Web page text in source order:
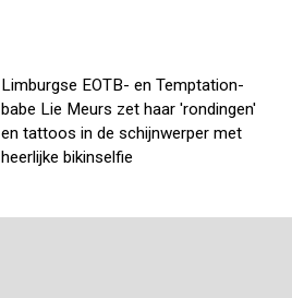
Limburgse EOTB- en Temptation-
babe Lie Meurs zet haar 'rondingen'
en tattoos in de schijnwerper met
heerlijke bikinselfie